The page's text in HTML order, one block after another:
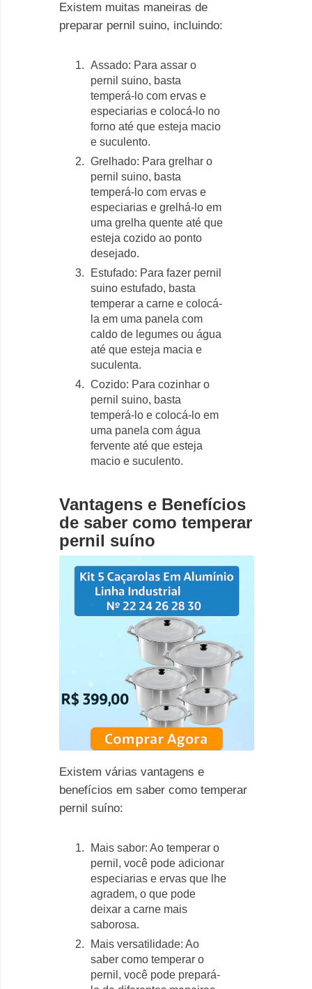
Existem muitas maneiras de
preparar pernil suino, incluindo:
Assado: Para assar o
pernil suino, basta
temperá-lo com ervas e
especiarias e colocá-lo no
forno até que esteja macio
e suculento.
Grelhado: Para grelhar o
pernil suino, basta
temperá-lo com ervas e
especiarias e grelhá-lo em
uma grelha quente até que
esteja cozido ao ponto
desejado.
Estufado: Para fazer pernil
suino estufado, basta
temperar a carne e colocá-
la em uma panela com
caldo de legumes ou água
até que esteja macia e
suculenta.
Cozido: Para cozinhar o
pernil suino, basta
temperá-lo e colocá-lo em
uma panela com água
fervente até que esteja
macio e suculento.
Vantagens e Benefícios
de saber como temperar
pernil suíno
Existem várias vantagens e
benefícios em saber como temperar
pernil suíno:
Mais sabor: Ao temperar o
pernil, você pode adicionar
especiarias e ervas que lhe
agradem, o que pode
deixar a carne mais
saborosa.
Mais versatilidade: Ao
saber como temperar o
pernil, você pode prepará-